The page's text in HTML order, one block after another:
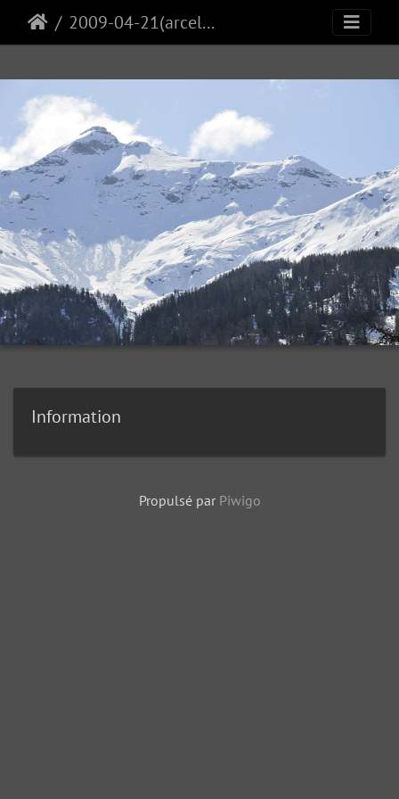
2009-04-21(arcelle)1
Information
Propulsé par Piwigo